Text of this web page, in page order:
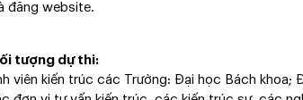
đăng website.
tượng dự thi:
viên kiến trúc các Trường: Đại học Bách khoa;